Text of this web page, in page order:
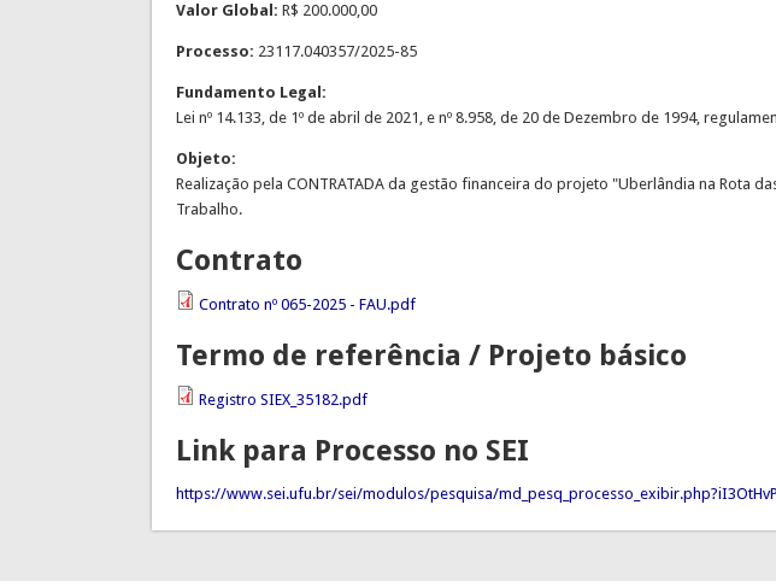
Valor Global: R$ 200.000,00
Processo: 23117.040357/2025-85
Fundamento Legal:
Lei nº 14.133, de 1º de abril de 2021, e nº 8.958, de 20 de Dezembro de 1994,
Objeto:
Realização pela CONTRATADA da gestão financeira do projeto "Uberlândia na Rota
Trabalho.
Contrato
Contrato nº 065-2025 - FAU.pdf
Termo de referência / Projeto básico
Registro SIEX_35182.pdf
Link para Processo no SEI
https://www.sei.ufu.br/sei/modulos/pesquisa/